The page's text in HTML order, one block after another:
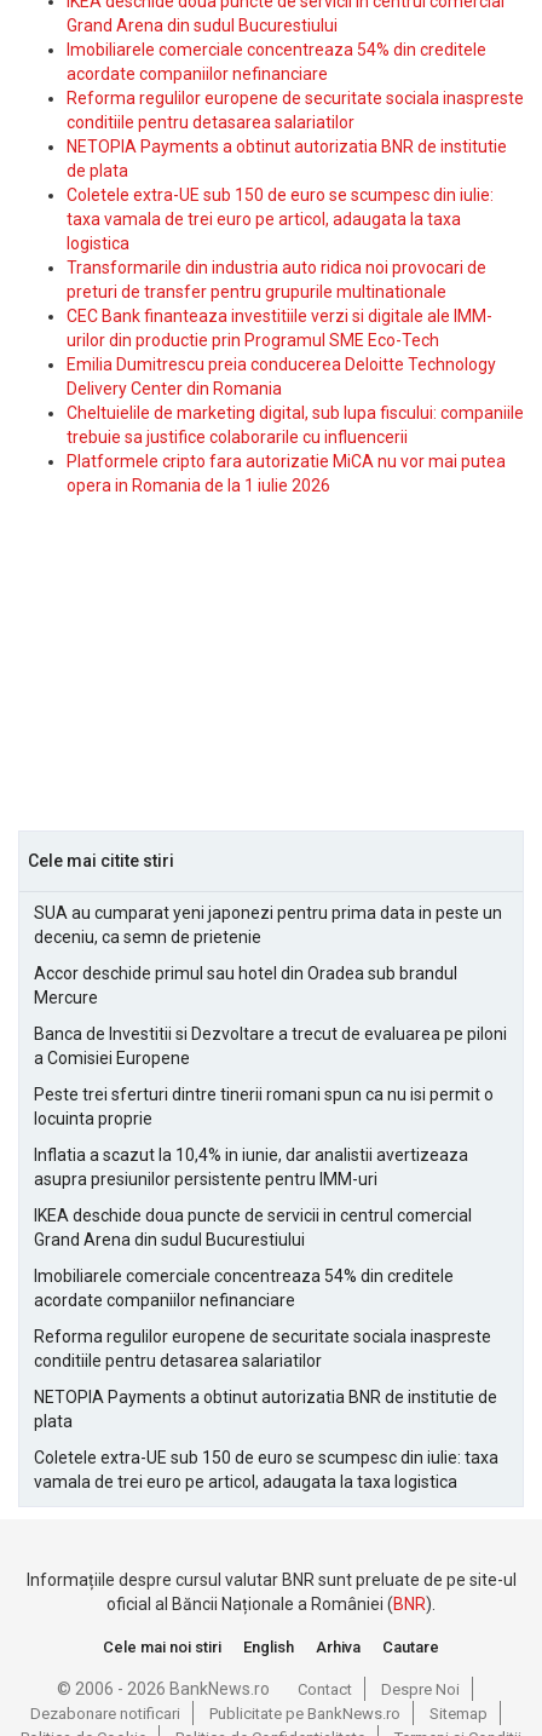
Grand Arena din sudul Bucurestiului
Imobiliarele comerciale concentreaza 54% din creditele
acordate companiilor nefinanciare
Reforma regulilor europene de securitate sociala inaspreste
conditiile pentru detasarea salariatilor
NETOPIA Payments a obtinut autorizatia BNR de institutie
de plata
Coletele extra-UE sub 150 de euro se scumpesc din iulie:
taxa vamala de trei euro pe articol, adaugata la taxa
logistica
Transformarile din industria auto ridica noi provocari de
preturi de transfer pentru grupurile multinationale
CEC Bank finanteaza investitiile verzi si digitale ale IMM-
urilor din productie prin Programul SME Eco-Tech
Emilia Dumitrescu preia conducerea Deloitte Technology
Delivery Center din Romania
Cheltuielile de marketing digital, sub lupa fiscului: companiile
trebuie sa justifice colaborarile cu influencerii
Platformele cripto fara autorizatie MiCA nu vor mai putea
opera in Romania de la 1 iulie 2026
Cele mai citite stiri
SUA au cumparat yeni japonezi pentru prima data in peste un
deceniu, ca semn de prietenie
Accor deschide primul sau hotel din Oradea sub brandul
Mercure
Banca de Investitii si Dezvoltare a trecut de evaluarea pe piloni
a Comisiei Europene
Peste trei sferturi dintre tinerii romani spun ca nu isi permit o
locuinta proprie
Inflatia a scazut la 10,4% in iunie, dar analistii avertizeaza
asupra presiunilor persistente pentru IMM-uri
IKEA deschide doua puncte de servicii in centrul comercial
Grand Arena din sudul Bucurestiului
Imobiliarele comerciale concentreaza 54% din creditele
acordate companiilor nefinanciare
Reforma regulilor europene de securitate sociala inaspreste
conditiile pentru detasarea salariatilor
NETOPIA Payments a obtinut autorizatia BNR de institutie de
plata
Coletele extra-UE sub 150 de euro se scumpesc din iulie: taxa
vamala de trei euro pe articol, adaugata la taxa logistica
Informațiile despre cursul valutar BNR sunt preluate de pe site-ul
oficial al Băncii Naționale a României (BNR).
Cele mai noi stiri English Arhiva Cautare
© 2006 - 2026 BankNews.ro Contact
Despre Noi
Dezabonare notificari
Publicitate pe BankNews.ro
Sitemap